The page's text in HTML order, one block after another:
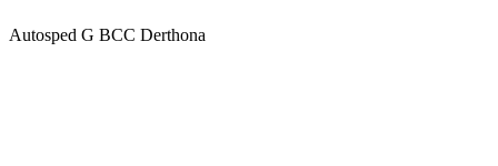
Autosped G BCC Derthona